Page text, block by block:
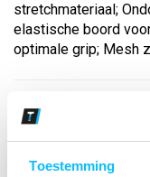
Toestemming
stretchmateriaal;
elastische boord
optimale grip; Mesh
Maat
Aantal